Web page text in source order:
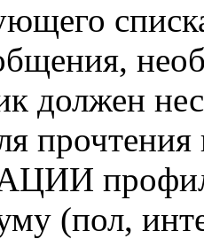
должен
профиль
(пол,